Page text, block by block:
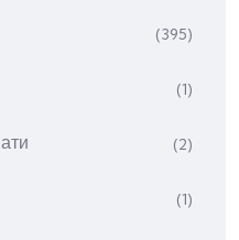
(395)
(1)
(2)
(1)